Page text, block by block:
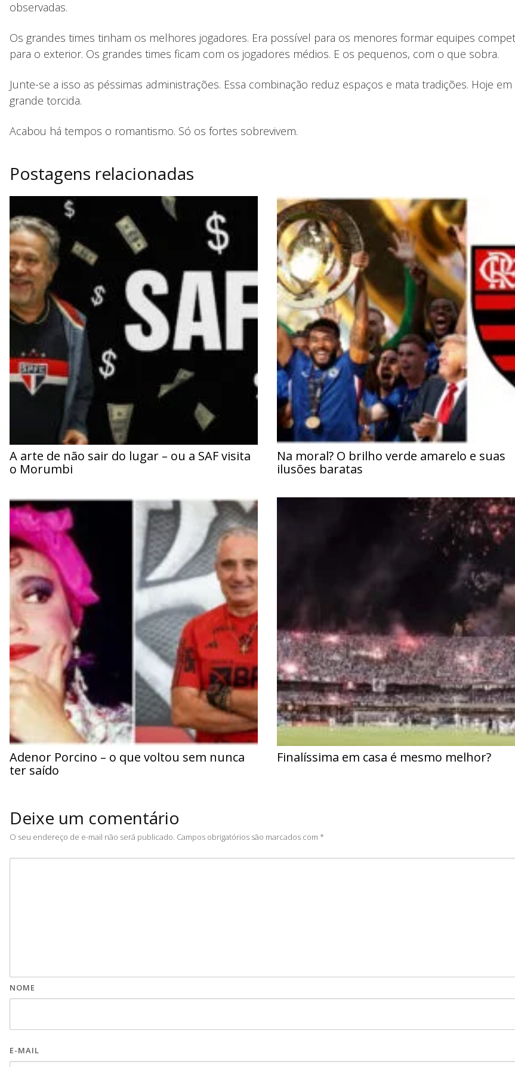
observadas.
Os grandes times tinham os melhores jogadores. Era possível para os menores formar equipes
para o exterior. Os grandes times ficam com os jogadores médios. E os pequenos, com o que sobra.
Junte-se a isso as péssimas administrações. Essa combinação reduz espaços e mata tradições. Hoje
grande torcida.
Acabou há tempos o romantismo. Só os fortes sobrevivem.
Postagens relacionadas
A arte de não sair do lugar – ou a SAF visita
o Morumbi
Na moral? O brilho verde amarelo e suas
ilusões baratas
Adenor Porcino – o que voltou sem nunca
ter saído
Finalíssima em casa é mesmo melhor?
Deixe um comentário
O seu endereço de e-mail não será publicado. Campos obrigatórios são marcados com *
NOME
E-MAIL